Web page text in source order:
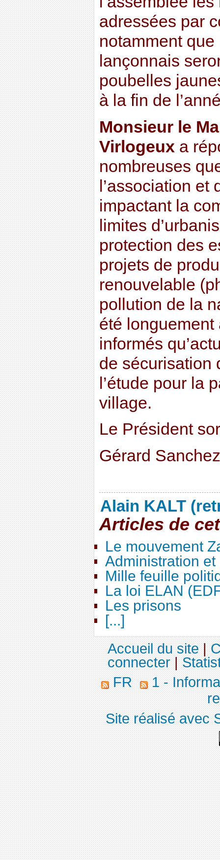
adressées par
notamment
lançonnais
poubelles
à la fin de
Monsieur le
Virlogeux a
nombreuses
l’association
impactant la
limites
protection des
projets de
renouvelable
pollution de la
été
informés
de sécurisation
l’étude pour la
village.
Le Président
Gérard Sanchez
Alain KALT
Articles de
Le mouvement
Administration
Mille feuille
La loi ELAN
Les prisons
[...]
Accueil du site|
connecter|
FR
1 -
Site réalisé avec